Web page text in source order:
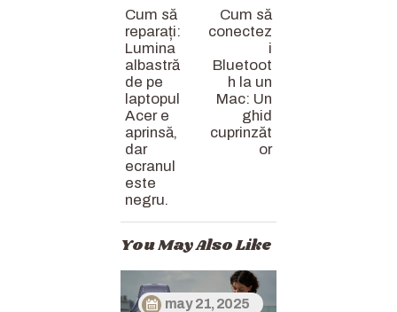
Cum să
reparați:
Lumina
albastră
de pe
laptopul
Acer e
aprinsă,
dar
ecranul
este
negru.
Cum să
conectez
i
Bluetoot
h la un
Mac: Un
ghid
cuprinzăt
or
You May Also Like
may 21, 2025